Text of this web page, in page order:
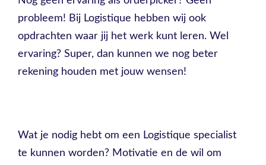
probleem! Bij Logistique hebben wij ook
opdrachten waar jij het werk kunt leren. Wel
ervaring? Super, dan kunnen we nog beter
rekening houden met jouw wensen!
Wat je nodig hebt om een Logistique specialist
te kunnen worden? Motivatie en de wil om